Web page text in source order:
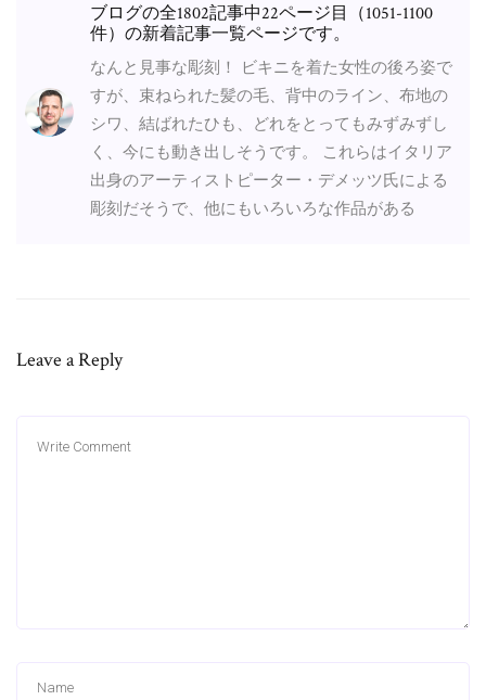
ブログの全1802記事中22ページ目（1051-1100
件）の新着記事一覧ページです。
なんと見事な彫刻！ ビキニを着た女性の後ろ姿で
すが、束ねられた髪の毛、背中のライン、布地の
シワ、結ばれたひも、どれをとってもみずみずし
く、今にも動き出しそうです。 これらはイタリア
出身のアーティストピーター・デメッツ氏による
彫刻だそうで、他にもいろいろな作品がある
Leave a Reply